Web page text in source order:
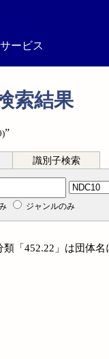
ービス
索結果
”
識別子検索
ジャンルのみ
類「452.22」は団体